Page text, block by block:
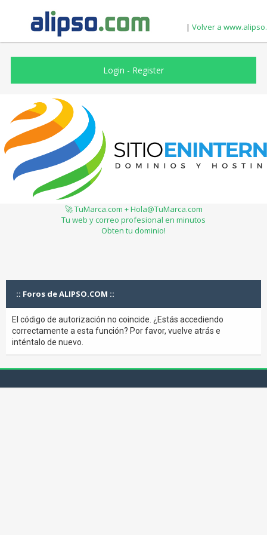
| Volver a
Login - Register
🚀 TuMarca.com + Hola@TuMarca.com
Tu web y correo profesional en minutos
Obten tu dominio!
:: Foros de ALIPSO.COM ::
El código de autorización no coincide. ¿Estás accediendo
correctamente a esta función? Por favor, vuelve atrás e
inténtalo de nuevo.